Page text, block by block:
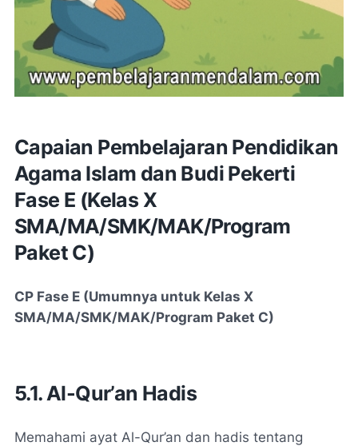
Capaian Pembelajaran Pendidikan
Agama Islam dan Budi Pekerti
Fase E (Kelas X
SMA/MA/SMK/MAK/Program
Paket C)
CP Fase E (Umumnya untuk Kelas X
SMA/MA/SMK/MAK/Program Paket C)
5.1. Al-Qur’an Hadis
Memahami ayat Al-Qur’an dan hadis tentang